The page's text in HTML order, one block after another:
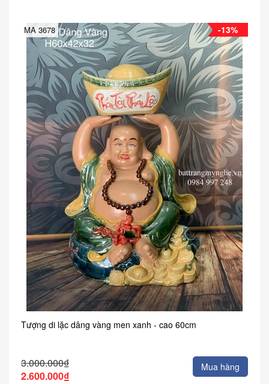
-13%
MA 3678
Tượng di lặc dâng vàng men xanh - cao 60cm
3.000.000₫
2.600.000₫
Mua hàng